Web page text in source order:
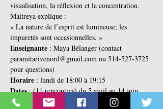
visualisation, la réflexion et la concentration.
Maitreya explique :
« La nature de l’esprit est lumineuse; les
impuretés sont occasionnelles. »
Enseignante : Maya Bélanger (contact
paramitarivenord@gmail.com ou 514-527-3725
pour questions)
Horaire : lundi de 18:00 à 19:15
Dates : (11 rencontres) du 5 avril au 14 juin
2021